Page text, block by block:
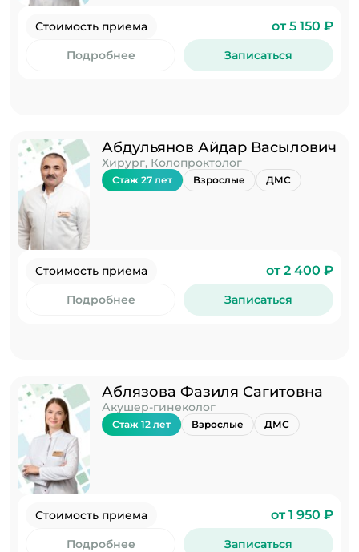
Стоимость приема от 5 150 ₽
Подробнее Записаться
Абдульянов Айдар Васылович
Хирург, Колопроктолог
Стаж 27 лет Взрослые ДМС
Стоимость приема от 2 400 ₽
Подробнее Записаться
Аблязова Фазиля Сагитовна
Акушер-гинеколог
Стаж 12 лет Взрослые ДМС
Стоимость приема от 1 950 ₽
Подробнее Записаться